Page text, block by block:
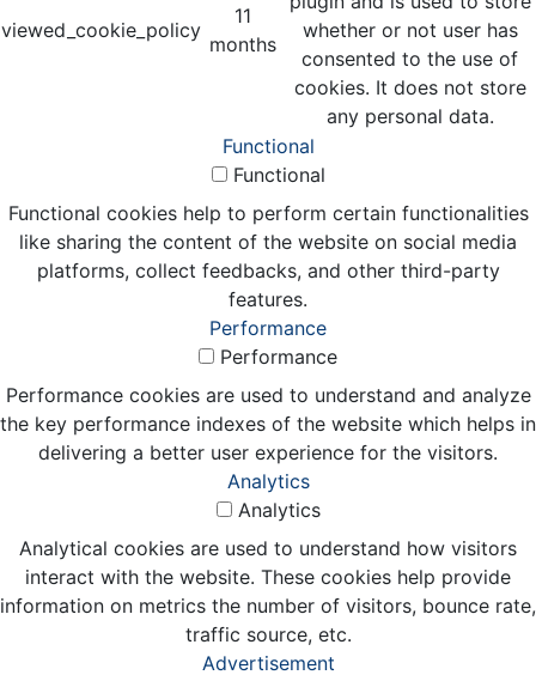
viewed_cookie_policy
11
months
whether or not user has
consented to the use of
cookies. It does not store
any personal data.
Functional
Functional
Functional cookies help to perform certain functionalities
like sharing the content of the website on social media
platforms, collect feedbacks, and other third-party
features.
Performance
Performance
Performance cookies are used to understand and analyze
the key performance indexes of the website which helps in
delivering a better user experience for the visitors.
Analytics
Analytics
Analytical cookies are used to understand how visitors
interact with the website. These cookies help provide
information on metrics the number of visitors, bounce rate,
traffic source, etc.
Advertisement